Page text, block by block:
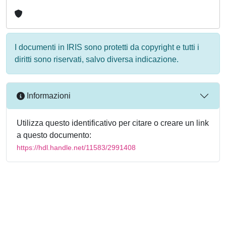
I documenti in IRIS sono protetti da copyright e tutti i
diritti sono riservati, salvo diversa indicazione.
Informazioni
Utilizza questo identificativo per citare o creare un link
a questo documento:
https://hdl.handle.net/11583/2991408